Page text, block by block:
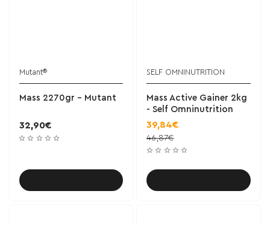
Mutant®
Mass 2270gr - Mutant
32,90€
SELF OMNINUTRITION
Mass Active Gainer 2kg
- Self Omninutrition
39,84€
46,87€